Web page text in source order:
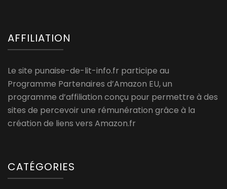
AFFILIATION
Le site punaise-de-lit-info.fr participe au
Programme Partenaires d’Amazon EU, un
programme d’affiliation conçu pour permettre à des
sites de percevoir une rémunération grâce à la
création de liens vers Amazon.fr
CATÉGORIES